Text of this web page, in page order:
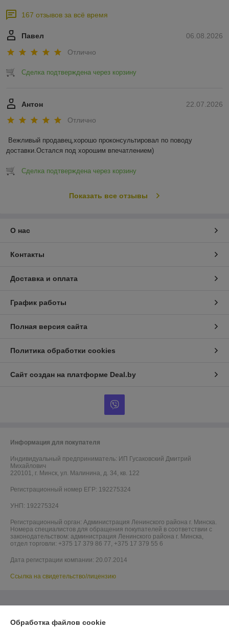
167 отзывов за всё время
06.08.2026
Павел
Отлично
Сделка подтверждена через корзину
22.07.2026
Антон
Отлично
Вежливый продавец,хорошо проконсультировал по поводу
доставки.Остался под хорошим впечатлением)
Сделка подтверждена через корзину
Показать все отзывы
О нас
Контакты
Доставка и оплата
График работы
Полная версия сайта
Политика обработки cookies
Сайт создан на платформе Deal.by
Информация для покупателя
Индивидуальный предприниматель: ИП Гусаковский Дмитрий
Михайлович
220101, г. Минск, ул. Малинина, д. 34, кв. 122
Регистрационный номер ЕГР: 192275324
УНП: 192275324
Регистрационный орган: Администрация Ленинского района г. Минска.
Номера специалистов для обращения покупателей в соответствии с
законодательством: администрация Ленинского района г. Минска,
отдел торговли: +375 17 379 86 77, +375 17 379 55 6
Дата регистрации компании: 20.07.2014
Ссылка на свидетельство/лицензию
Обработка файлов cookie